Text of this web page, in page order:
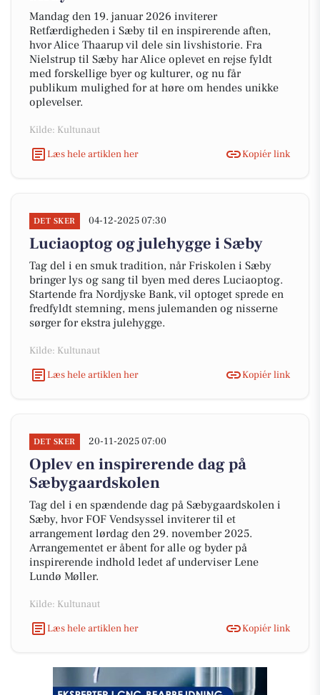
Mandag den 19. januar 2026 inviterer
Retfærdigheden i Sæby til en inspirerende aften,
hvor Alice Thaarup vil dele sin livshistorie. Fra
Nielstrup til Sæby har Alice oplevet en rejse fyldt
med forskellige byer og kulturer, og nu får
publikum mulighed for at høre om hendes unikke
oplevelser.
Kilde: Kultunaut
Læs hele artiklen her
Kopiér link
DET SKER 04-12-2025 07:30
Luciaoptog og julehygge i Sæby
Tag del i en smuk tradition, når Friskolen i Sæby
bringer lys og sang til byen med deres Luciaoptog.
Startende fra Nordjyske Bank, vil optoget sprede en
fredfyldt stemning, mens julemanden og nisserne
sørger for ekstra julehygge.
Kilde: Kultunaut
Læs hele artiklen her
Kopiér link
DET SKER 20-11-2025 07:00
Oplev en inspirerende dag på
Sæbygaardskolen
Tag del i en spændende dag på Sæbygaardskolen i
Sæby, hvor FOF Vendsyssel inviterer til et
arrangement lørdag den 29. november 2025.
Arrangementet er åbent for alle og byder på
inspirerende indhold ledet af underviser Lene
Lundø Møller.
Kilde: Kultunaut
Læs hele artiklen her
Kopiér link